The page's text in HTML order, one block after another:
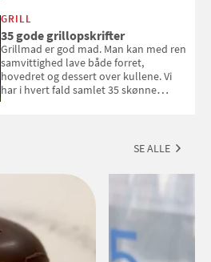
med i Samvirkes skønne vinquiz, hvor
du kan vinde 6 flasker vin fra Viña
Esmeralda. Konkurrencen slutter 1.
september 2026.
GRILL
35 gode grillopskrifter
Grillmad er god mad. Man kan med ren
samvittighed lave både forret,
hovedret og dessert over kullene. Vi
har i hvert fald samlet 35 skønne
SE ALLE